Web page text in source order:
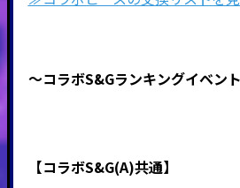
～コラボS&Gランキングイベン
【コラボS&G(A)共通】